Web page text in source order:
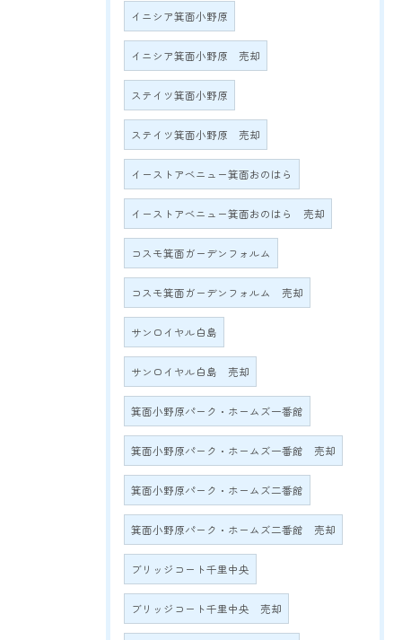
イニシア箕面小野原
イニシア箕面小野原 売却
ステイツ箕面小野原
ステイツ箕面小野原 売却
イーストアベニュー箕面おのはら
イーストアベニュー箕面おのはら 売却
コスモ箕面ガーデンフォルム
コスモ箕面ガーデンフォルム 売却
サンロイヤル白島
サンロイヤル白島 売却
箕面小野原パーク・ホームズ一番館
箕面小野原パーク・ホームズ一番館 売却
箕面小野原パーク・ホームズ二番館
箕面小野原パーク・ホームズ二番館 売却
ブリッジコート千里中央
ブリッジコート千里中央 売却